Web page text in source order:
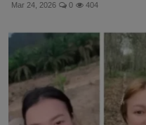
Mar 24, 2026 0 404